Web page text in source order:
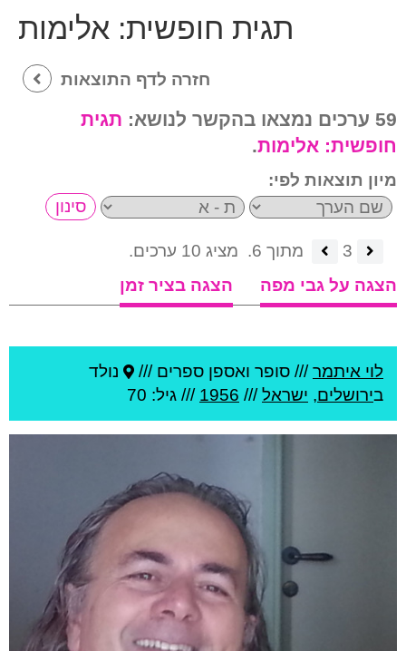
תגית חופשית: אלימות
חזרה לדף התוצאות
59 ערכים נמצאו בהקשר לנושא:
תגית
חופשית: אלימות.
מיון תוצאות לפי:
3 מתוך 6.
מציג 10 ערכים.
הצגה על גבי מפה
הצגה בציר זמן
לוי איתמר/// סופר ואספן ספרים ///
נולד
בירושלים, ישראל///
1956 /// גיל: 70